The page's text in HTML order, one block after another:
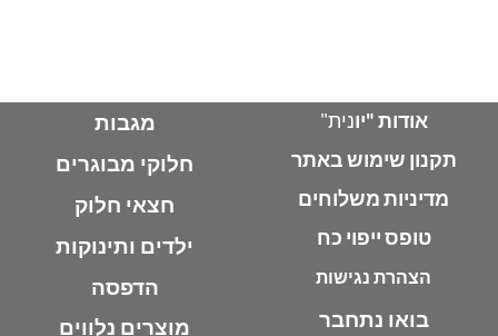
אודות "יונית"
תקנון שימוש באתר
מדיניות משלוחים
טופס ייפוי כח
הצהרת נגישות
בואו נתחבר
מגבות
חלוקי מבוגרים
חצאי חלוק
ילדים ותינוקות
הדפסה
מוצרים נלווים